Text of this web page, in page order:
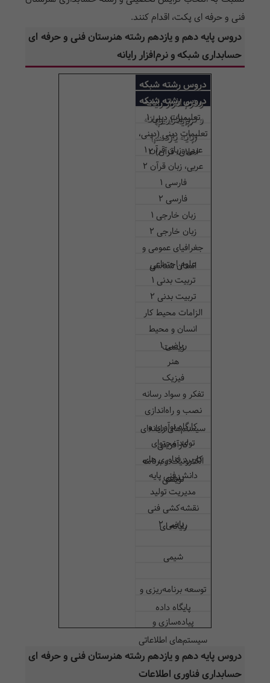
فنی و حرفه ای پکت، اقدام کنند.
دروس پایه دهم و یازدهم رشته هنرستان فنی و حرفه ای
حسابداری شبکه و نرم‌افزار رایانه
دروس رشته شبکه
و نرم افزار رایانه
(پایه دهم)
دروس رشته شبکه
و نرم افزار رایانه
(پایه یازدهم)
تعلیمیات دینی 1
تعلیمات دینی (دینی،
اخلاق، قرآن) 2
عربی، زبان قرآن 1
عربی، زبان قرآن 2
فارسی 1
فارسی 2
زبان خارجی 1
زبان خارجی 2
جغرافیای عمومی و
استان شناسی
علوم اجتماعی
تربیت بدنی 1
تربیت بدنی 2
الزامات محیط کار
انسان و محیط‌
زیست
ریاضی 1
هنر
فیزیک
تفکر و سواد رسانه
نصب و راه‌اندازی
سیستم‌های رایانه‌ای
کارگاه نوآوری و
کارآفرینی
تولید محتوای
الکترونیک و برنامه
نویسی
کاربرد فناوری های
نوین
دانش فنی پایه
مدیریت تولید
نقشه‌کشی فنی
رایانه ای
ریاضی 2
شیمی
توسعه برنامه‌ریزی و
پایگاه داده
پیاده‌سازی و
سیستم‌های اطلاعاتی
و طراحی وب
دروس پایه دهم و یازدهم رشته هنرستان فنی و حرفه ای
حسابداری فناوری اطلاعات